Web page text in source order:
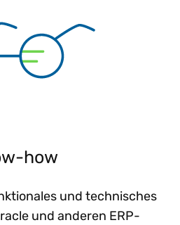
how
und technisches
und anderen ERP-